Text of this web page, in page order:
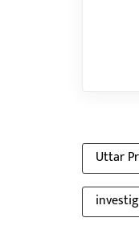
Uttar